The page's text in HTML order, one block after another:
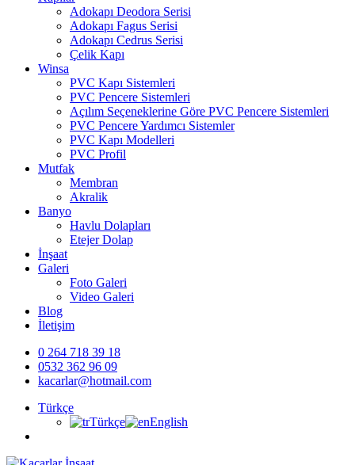
Adokapı Deodora Serisi
Adokapı Fagus Serisi
Adokapı Cedrus Serisi
Çelik Kapı
Winsa
PVC Kapı Sistemleri
PVC Pencere Sistemleri
Açılım Seçeneklerine Göre PVC Pencere Sistemleri
PVC Pencere Yardımcı Sistemler
PVC Kapı Modelleri
PVC Profil
Mutfak
Membran
Akralik
Banyo
Havlu Dolapları
Etejer Dolap
İnşaat
Galeri
Foto Galeri
Video Galeri
Blog
İletişim
0 264 718 39 18
0532 362 96 09
kacarlar@hotmail.com
Türkçe
Türkçe
English